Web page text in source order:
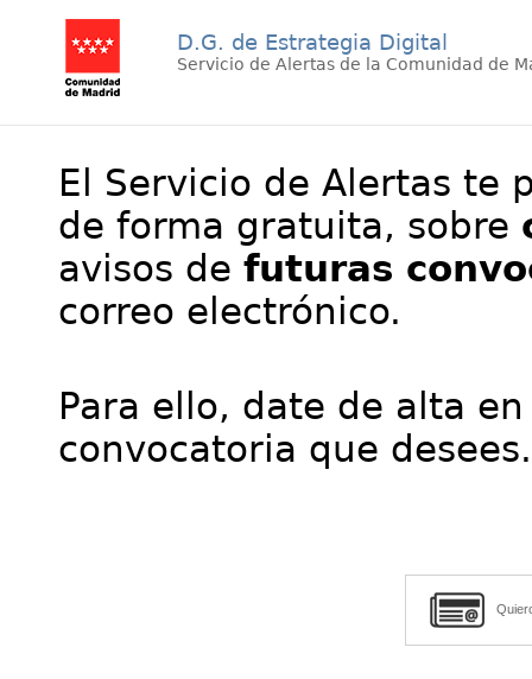
D.G. de Estrategia Digital
Servicio de Alertas de la Comunidad de
El Servicio de Alertas te
de forma gratuita, sobre
avisos de futuras
correo electrónico.
Para ello, date de alta
convocatoria que desees.